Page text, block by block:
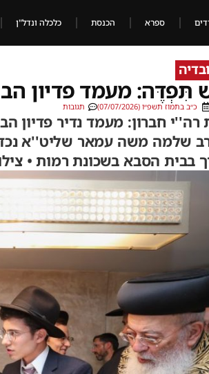
ספרא הכנסת כלכלה ונדל"ן
תִּפְדֶּה: מעמד פדיון
כ״ב בתמוז תשפ״ו (07/07/2026) תגובות
חברון: מעמד נדיר פדיון
שלמה משה עמאר שליט''א נכד
בבית הסבא בשכונת רמות •